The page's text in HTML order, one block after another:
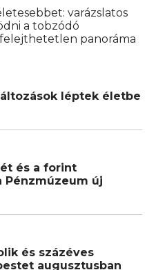
varázslatos
a tobzódó
panoráma
léptek életbe
és a forint
Pénzmúzeum új
és százéves
augusztusban